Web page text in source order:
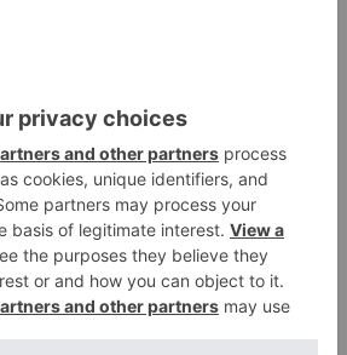
Burgos durante el eclipse del 12
de agosto
Santiago Lencina, nuevo
refuerzo del Burgos CF para la
temporada 2026/27
El Burgos CF anuncia que Álex